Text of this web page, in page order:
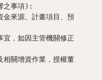
之事項):
金來源、計畫項目、預
宜，如因主管機關修正
相關增資作業，授權董